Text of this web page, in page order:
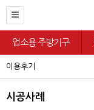
업소용 주방기구
이용후기
시공사례